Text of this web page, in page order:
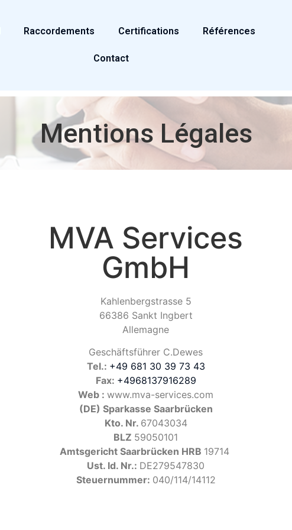
Raccordements Certifications Références
Contact
Mentions Légales
MVA Services
GmbH
Kahlenbergstrasse 5
66386 Sankt Ingbert
Allemagne
Geschäftsführer C.Dewes
Tel.: +49 681 30 39 73 43
Fax: +4968137916289
Web :www.mva-services.com
(DE) Sparkasse Saarbrücken
Kto. Nr. 67043034
BLZ 59050101
Amtsgericht Saarbrücken HRB 19714
Ust. Id. Nr.: DE279547830
Steuernummer: 040/114/14112